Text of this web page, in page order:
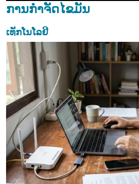
ການກຳຈັດໄຂມັນ
ເທັກໂນໂລຢີ